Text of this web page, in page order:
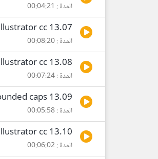
المدة : 00:04:21
13.07 Money type effect - Illustrator cc تعلم
المدة : 00:08:20
13.08 wavy background - Illustrator cc تعلم
المدة : 00:07:24
13.09 dashes with rounded caps
المدة : 00:05:58
13.10 final effects - Illustrator cc تعلم
المدة : 00:06:02